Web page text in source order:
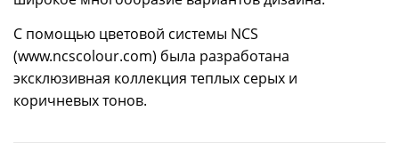
С помощью цветовой системы NCS
(www.ncscolour.com) была разработана
эксклюзивная коллекция теплых серых и
коричневых тонов.